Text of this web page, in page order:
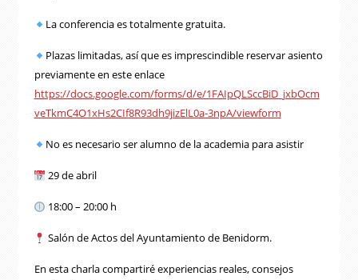
La conferencia es totalmente gratuita.
Plazas limitadas, así que es imprescindible reservar asiento
previamente en este enlace
https://docs.google.com/forms/d/e/1FAIpQLSccBiD_jxbOcm
veTkmC4O1xHs2CIf8R93dh9jizElL0a-3npA/viewform
No es necesario ser alumno de la academia para asistir
29 de abril
18:00 – 20:00 h
Salón de Actos del Ayuntamiento de Benidorm.
En esta charla compartiré experiencias reales, consejos